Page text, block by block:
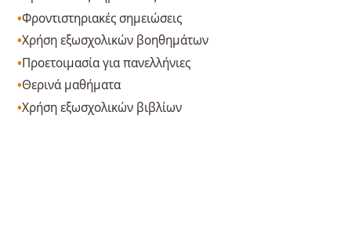
Φροντιστηριακές σημειώσεις
Χρήση εξωσχολικών βοηθημάτων
Προετοιμασία για πανελλήνιες
Θερινά μαθήματα
Χρήση εξωσχολικών βιβλίων